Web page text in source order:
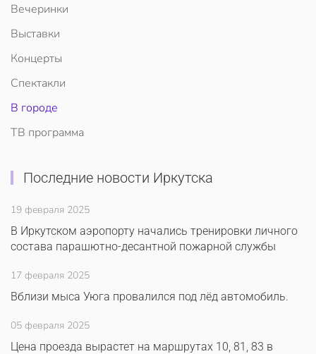
Вечеринки
Выставки
Концерты
Спектакли
В городе
ТВ программа
Последние новости Иркутска
19 февраля 2025
В Иркутском аэропорту начались тренировки личного
состава парашютно-десантной пожарной службы
17 февраля 2025
Вблизи мыса Уюга провалился под лёд автомобиль.
05 февраля 2025
Цена проезда вырастет на маршрутах 10, 81, 83 в